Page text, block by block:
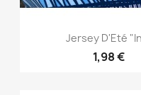
Aperçu
Jersey D'Eté
1,98 €